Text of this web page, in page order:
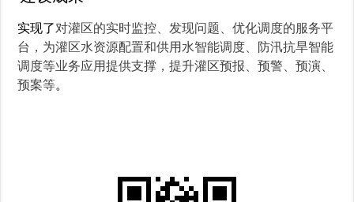
实现了对灌区的实时监控、发现问题、优化调度的服务平
台，为灌区水资源配置和供用水智能调度、防汛抗旱智能
调度等业务应用提供支撑，提升灌区预报、预警、预演、
预案等。